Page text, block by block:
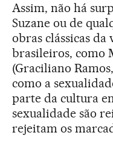
Assim, não há
Suzane ou de
obras clássicas
brasileiros, como
(Graciliano
como a
parte da cultura
sexualidade são
rejeitam os